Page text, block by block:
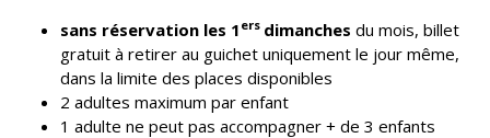
sans réservation les 1 ers dimanches du mois, billet
gratuit à retirer au guichet uniquement le jour même,
dans la limite des places disponibles
2 adultes maximum par enfant
1 adulte ne peut pas accompagner + de 3 enfants